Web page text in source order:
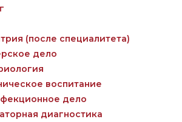
(после специалитета)
дело
воспитание
дело
диагностика